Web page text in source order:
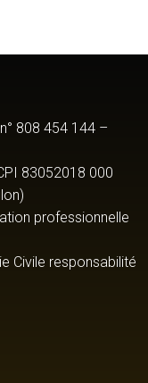
808 454 144 –
83052018 000
professionnelle
Civile responsabilité